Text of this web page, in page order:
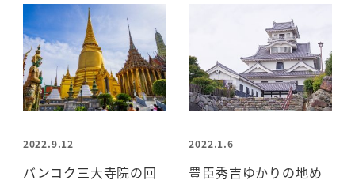
2022.9.12
バンコク三大寺院の回
2022.1.6
豊臣秀吉ゆかりの地め